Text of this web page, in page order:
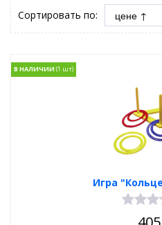
Сортировать по:
Игра
В НАЛИЧИИ